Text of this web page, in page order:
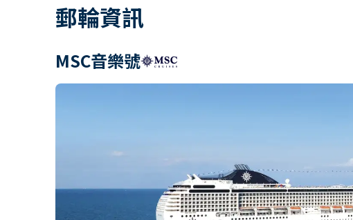
郵輪資訊
MSC音樂號